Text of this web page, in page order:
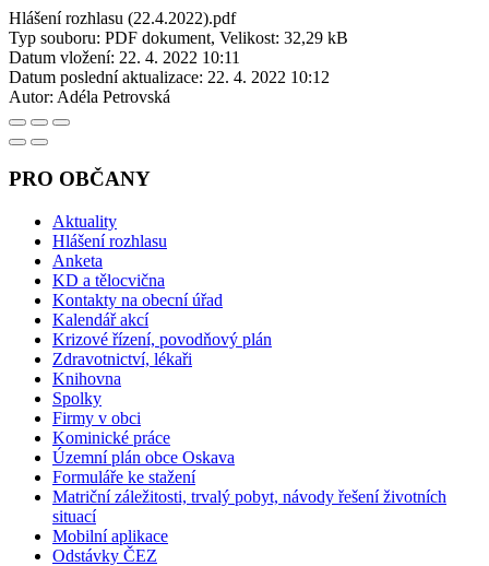
Hlášení rozhlasu (22.4.2022).pdf
Typ souboru: PDF dokument, Velikost: 32,29 kB
Datum vložení: 22. 4. 2022 10:11
Datum poslední aktualizace: 22. 4. 2022 10:12
Autor: Adéla Petrovská
PRO OBČANY
Aktuality
Hlášení rozhlasu
Anketa
KD a tělocvična
Kontakty na obecní úřad
Kalendář akcí
Krizové řízení, povodňový plán
Zdravotnictví, lékaři
Knihovna
Spolky
Firmy v obci
Kominické práce
Územní plán obce Oskava
Formuláře ke stažení
Matriční záležitosti, trvalý pobyt, návody řešení životních
situací
Mobilní aplikace
Odstávky ČEZ